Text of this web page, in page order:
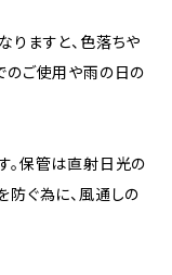
りますと、色落ちや
のご使用や雨の日の
。保管は直射日光の
ぐ為に、風通しの